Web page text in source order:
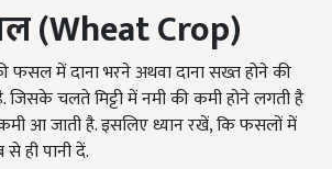
(Wheat Crop)
फसल में दाना भरने अथवा दाना सख्त होने की
जिसके चलते मिट्टी में नमी की कमी होने लगती है
आ जाती है. इसलिए ध्यान रखें, कि फसलों में
ही पानी दें.